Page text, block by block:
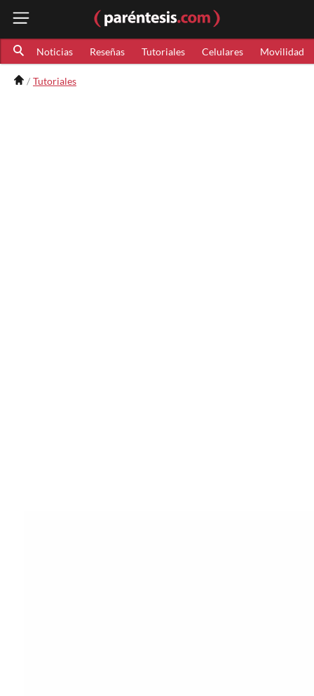
Noticias Reseñas Tutoriales Celulares Movilidad
Tutoriales